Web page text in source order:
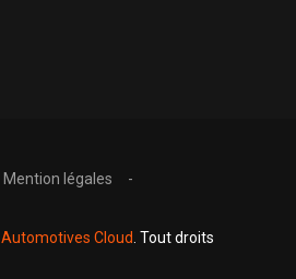
Mention légales
Automotives Cloud . Tout droits